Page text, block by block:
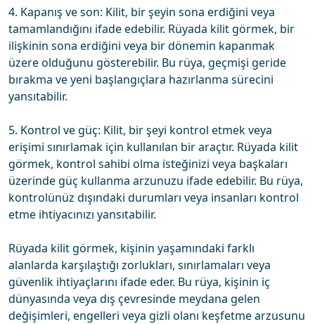
4. Kapanış ve son: Kilit, bir şeyin sona erdiğini veya
tamamlandığını ifade edebilir. Rüyada kilit görmek, bir
ilişkinin sona erdiğini veya bir dönemin kapanmak
üzere olduğunu gösterebilir. Bu rüya, geçmişi geride
bırakma ve yeni başlangıçlara hazırlanma sürecini
yansıtabilir.
5. Kontrol ve güç: Kilit, bir şeyi kontrol etmek veya
erişimi sınırlamak için kullanılan bir araçtır. Rüyada kilit
görmek, kontrol sahibi olma isteğinizi veya başkaları
üzerinde güç kullanma arzunuzu ifade edebilir. Bu rüya,
kontrolünüz dışındaki durumları veya insanları kontrol
etme ihtiyacınızı yansıtabilir.
Rüyada kilit görmek, kişinin yaşamındaki farklı
alanlarda karşılaştığı zorlukları, sınırlamaları veya
güvenlik ihtiyaçlarını ifade eder. Bu rüya, kişinin iç
dünyasında veya dış çevresinde meydana gelen
değişimleri, engelleri veya gizli olanı keşfetme arzusunu